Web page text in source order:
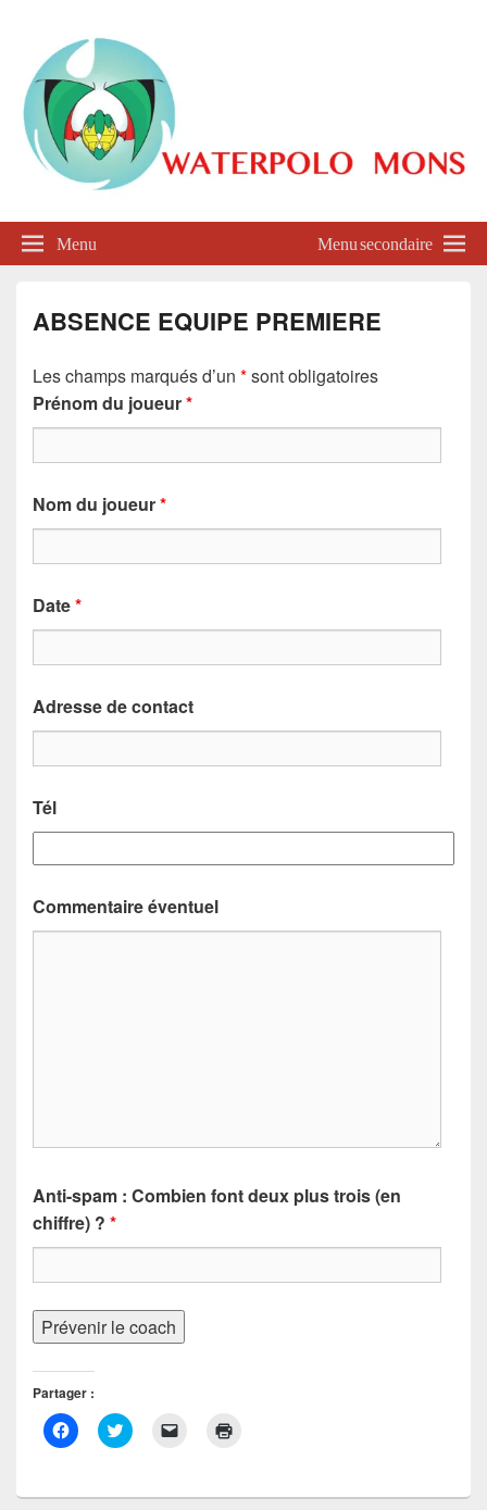
Waterpolo Mons
Menu Menu secondaire
ABSENCE EQUIPE PREMIERE
Les champs marqués d’un *sont obligatoires
Prénom du joueur*
Nom du joueur*
Date*
Adresse de contact
Tél
Commentaire éventuel
Anti-spam : Combien font deux plus trois (en
chiffre) ? *
Partager :
C
l
e
C
l
e e e